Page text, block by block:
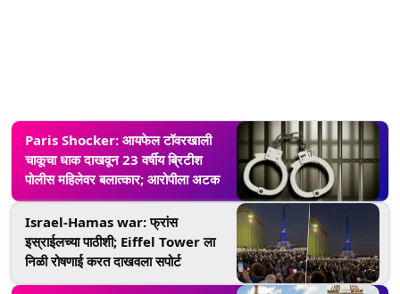
Paris Shocker: आयफेल टॉवरखाली
चाकूचा धाक दाखवून 23 वर्षीय ब्रिटीश
पोलीस महिलेवर बलात्कार; आरोपीला अटक
Israel-Hamas war: फ्रांस
इस्राईलच्या पाठीशी; Eiffel Tower ला
निळी रोषणाई करत दाखवला सपोर्ट